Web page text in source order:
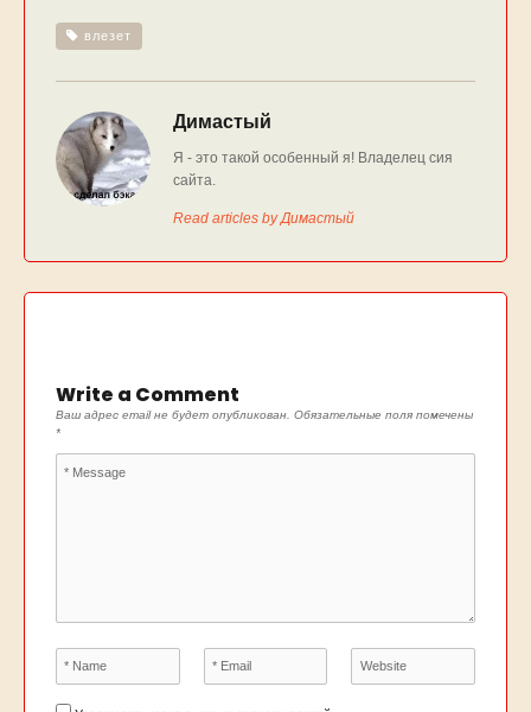
влезет
Димастый
Я - это такой особенный я! Владелец сия
сайта.
Read articles by Димастый
Write a Comment
Ваш адрес email не будет опубликован. Обязательные поля помечены
*